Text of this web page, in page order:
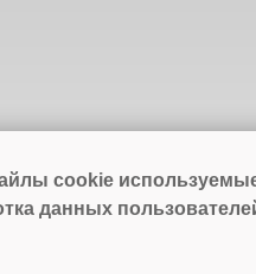
cookie
данных